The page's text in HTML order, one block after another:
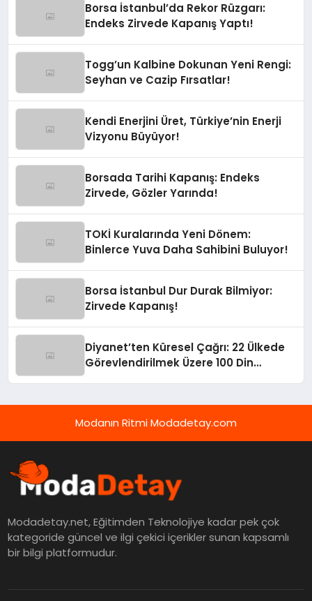
Borsa İstanbul’da Rekor Rüzgarı:
Endeks Zirvede Kapanış Yaptı!
Togg’un Kalbine Dokunan Yeni Rengi:
Seyhan ve Cazip Fırsatlar!
Kendi Enerjini Üret, Türkiye’nin Enerji
Vizyonu Büyüyor!
Borsada Tarihi Kapanış: Endeks
Zirvede, Gözler Yarında!
TOKİ Kuralarında Yeni Dönem:
Binlerce Yuva Daha Sahibini Buluyor!
Borsa İstanbul Dur Durak Bilmiyor:
Zirvede Kapanış!
Diyanet’ten Küresel Çağrı: 22 Ülkede
Görevlendirilmek Üzere 100 Din
Modanın Ritmi Modadetay.com
Modadetay.net, Eğitimden Teknolojiye kadar pek çok
kategoride güncel ve ilgi çekici içerikler sunan kapsamlı
bir bilgi platformudur.